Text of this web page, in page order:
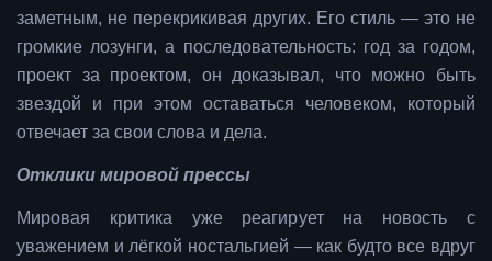
заметным, не перекрикивая других. Его стиль — это не
громкие лозунги, а последовательность: год за годом,
проект за проектом, он доказывал, что можно быть
звездой и при этом оставаться человеком, который
отвечает за свои слова и дела.
Отклики мировой прессы
Мировая критика уже реагирует на новость с
уважением и лёгкой ностальгией — как будто все вдруг